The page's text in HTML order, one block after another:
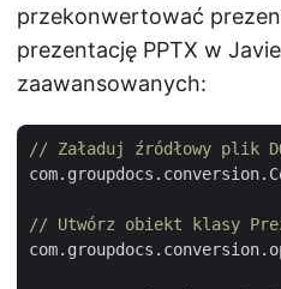
przekonwertować
prezentację PPTX w
zaawansowanych:
// Załaduj źródłowy plik
// Utwórz obiekt klasy